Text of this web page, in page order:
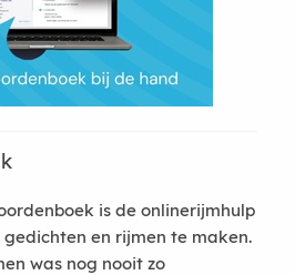
is de onlinerijmhulp
en rijmen te maken.
was nog nooit zo